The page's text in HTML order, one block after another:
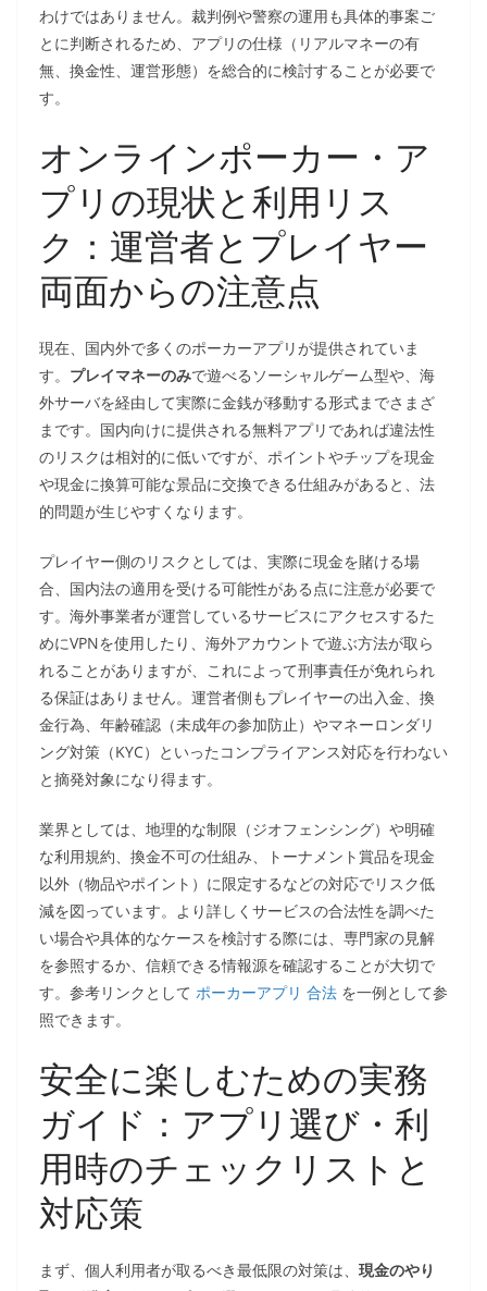
わけではありません。裁判例や警察の運用も具体的事案ご
とに判断されるため、アプリの仕様（リアルマネーの有
無、換金性、運営形態）を総合的に検討することが必要で
す。
オンラインポーカー・ア
プリの現状と利用リス
ク：運営者とプレイヤー
両面からの注意点
現在、国内外で多くのポーカーアプリが提供されていま
す。 プレイマネーのみで遊べるソーシャルゲーム型や、海
外サーバを経由して実際に金銭が移動する形式までさまざ
まです。国内向けに提供される無料アプリであれば違法性
のリスクは相対的に低いですが、ポイントやチップを現金
や現金に換算可能な景品に交換できる仕組みがあると、法
的問題が生じやすくなります。
プレイヤー側のリスクとしては、実際に現金を賭ける場
合、国内法の適用を受ける可能性がある点に注意が必要で
す。海外事業者が運営しているサービスにアクセスするた
めにVPNを使用したり、海外アカウントで遊ぶ方法が取ら
れることがありますが、これによって刑事責任が免れられ
る保証はありません。運営者側もプレイヤーの出入金、換
金行為、年齢確認（未成年の参加防止）やマネーロンダリ
ング対策（KYC）といったコンプライアンス対応を行わない
と摘発対象になり得ます。
業界としては、地理的な制限（ジオフェンシング）や明確
な利用規約、換金不可の仕組み、トーナメント賞品を現金
以外（物品やポイント）に限定するなどの対応でリスク低
減を図っています。より詳しくサービスの合法性を調べた
い場合や具体的なケースを検討する際には、専門家の見解
を参照するか、信頼できる情報源を確認することが大切で
す。参考リンクとして ポーカーアプリ 合法 を一例として参
照できます。
安全に楽しむための実務
ガイド：アプリ選び・利
用時のチェックリストと
対応策
まず、個人利用者が取るべき最低限の対策は、 現金のやり